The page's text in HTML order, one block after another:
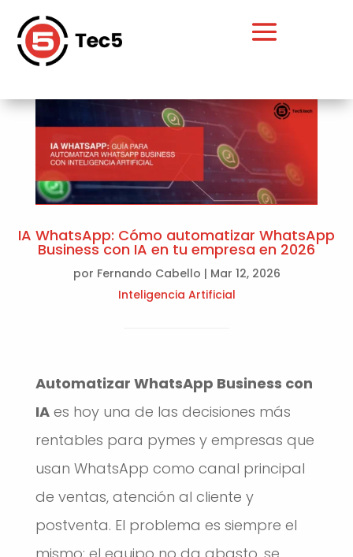
IA WhatsApp: Cómo automatizar WhatsApp
Business con IA en tu empresa en 2026
por Fernando Cabello | Mar 12, 2026
Inteligencia Artificial
Automatizar WhatsApp Business con
IAes hoy una de las decisiones más
rentables para pymes y empresas que
usan WhatsApp como canal principal
de ventas, atención al cliente y
postventa. El problema es siempre el